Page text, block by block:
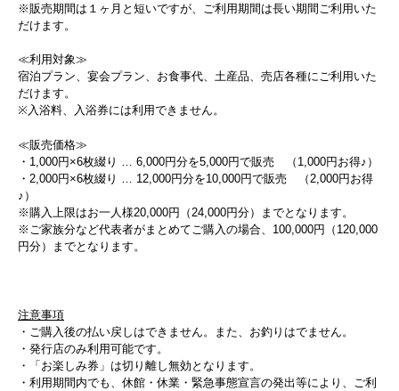
※販売期間は１ヶ月と短いですが、ご利用期間は長い期間ご利用いた
だけます。
≪利用対象≫
宿泊プラン、宴会プラン、お食事代、土産品、売店各種にご利用いた
だけます。
※入浴料、入浴券には利用できません。
≪販売価格≫
・1,000円×6枚綴り … 6,000円分を5,000円で販売 （1,000円お得♪）
・2,000円×6枚綴り … 12,000円分を10,000円で販売 （2,000円お得
♪）
※購入上限はお一人様20,000円（24,000円分）までとなります。
※ご家族分など代表者がまとめてご購入の場合、100,000円（120,000
円分）までとなります。
注意事項
・ご購入後の払い戻しはできません。また、お釣りはでません。
・発行店のみ利用可能です。
・「お楽しみ券」は切り離し無効となります。
・利用期間内でも、休館・休業・緊急事態宣言の発出等により、ご利